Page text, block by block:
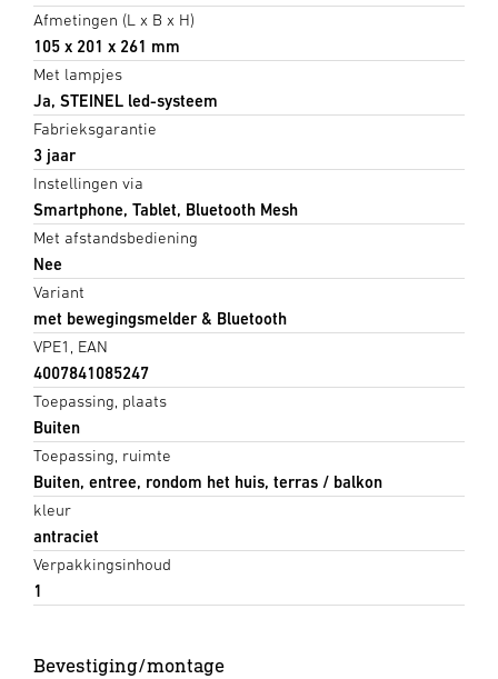
Afmetingen (L x B x H)
105 x 201 x 261 mm
Met lampjes
Ja, STEINEL led-systeem
Fabrieksgarantie
3 jaar
Instellingen via
Smartphone, Tablet, Bluetooth Mesh
Met afstandsbediening
Nee
Variant
met bewegingsmelder & Bluetooth
VPE1, EAN
4007841085247
Toepassing, plaats
Buiten
Toepassing, ruimte
Buiten, entree, rondom het huis, terras / balkon
kleur
antraciet
Verpakkingsinhoud
1
Bevestiging/montage